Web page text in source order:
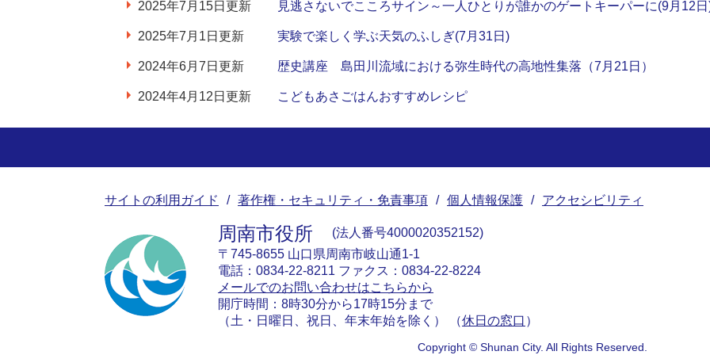
2025年7月15日更新 見逃さないでこころサイン～一人ひとりが誰かのゲートキーパーに(9月12
2025年7月1日更新 実験で楽しく学ぶ天気のふしぎ(7月31日)
2024年6月7日更新 歴史講座 島田川流域における弥生時代の高地性集落（7月21日）
2024年4月12日更新 こどもあさごはんおすすめレシピ
サイトの利用ガイド 著作権・セキュリティ・免責事項 個人情報保護 アクセシビリティ
周南市役所
法人番号4000020352152
〒745-8655 山口県周南市岐山通1-1
電話：0834-22-8211 ファクス：0834-22-8224
メールでのお問い合わせはこちらから
開庁時間：8時30分から17時15分まで
（土・日曜日、祝日、年末年始を除く） （休日の窓口 ）
Copyright © Shunan City. All Rights Reserved.